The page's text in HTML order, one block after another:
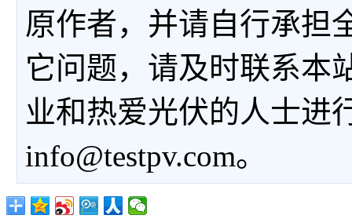
原作者，并请自行承担
它问题，请及时联系本
业和热爱光伏的人士进
info@testpv.com。